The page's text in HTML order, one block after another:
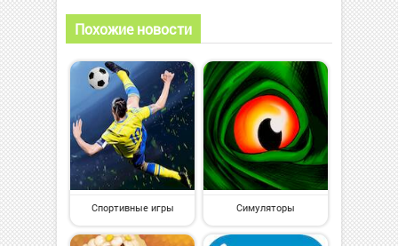
Похожие новости
Спортивные игры Симуляторы